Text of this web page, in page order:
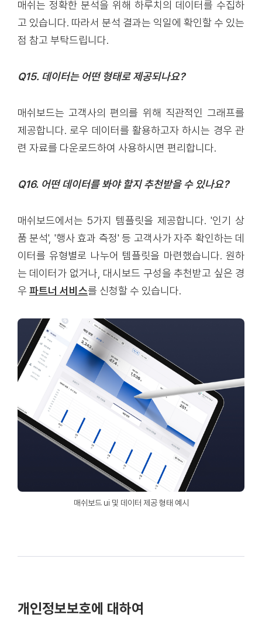
매쉬는 정확한 분석을 위해 하루치의 데이터를 수집하
고 있습니다. 따라서 분석 결과는 익일에 확인할 수 있는
점 참고 부탁드립니다.
Q15. 데이터는 어떤 형태로 제공되나요?
매쉬보드는 고객사의 편의를 위해 직관적인 그래프를
제공합니다. 로우 데이터를 활용하고자 하시는 경우 관
련 자료를 다운로드하여 사용하시면 편리합니다.
Q16. 어떤 데이터를 봐야 할지 추천받을 수 있나요?
매쉬보드에서는 5가지 템플릿을 제공합니다. '인기 상
품 분석', '행사 효과 측정' 등 고객사가 자주 확인하는 데
이터를 유형별로 나누어 템플릿을 마련했습니다. 원하
는 데이터가 없거나, 대시보드 구성을 추천받고 싶은 경
우 파트너 서비스를 신청할 수 있습니다.
매쉬보드 ui 및 데이터 제공 형태 예시
개인정보보호에 대하여